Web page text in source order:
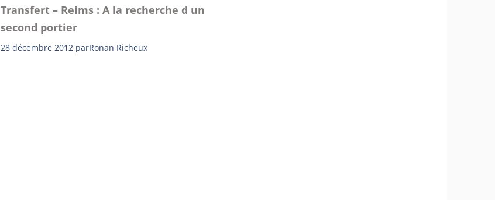
Transfert – Reims : A la recherche d un
second portier
28 décembre 2012 parRonan Richeux